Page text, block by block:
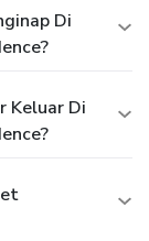
Di
Keluar Di